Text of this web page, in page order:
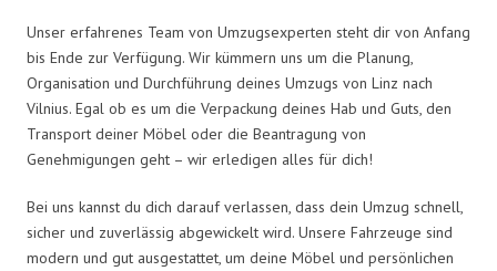
Unser erfahrenes Team von Umzugsexperten steht dir von Anfang
bis Ende zur Verfügung. Wir kümmern uns um die Planung,
Organisation und Durchführung deines Umzugs von Linz nach
Vilnius. Egal ob es um die Verpackung deines Hab und Guts, den
Transport deiner Möbel oder die Beantragung von
Genehmigungen geht – wir erledigen alles für dich!
Bei uns kannst du dich darauf verlassen, dass dein Umzug schnell,
sicher und zuverlässig abgewickelt wird. Unsere Fahrzeuge sind
modern und gut ausgestattet, um deine Möbel und persönlichen